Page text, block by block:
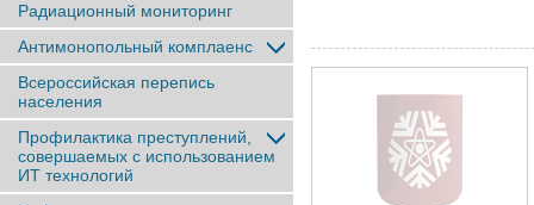
Радиационный мониторинг
Антимонопольный комплаенс
Всероссийская перепись
населения
Профилактика преступлений,
совершаемых с использованием
ИТ технологий